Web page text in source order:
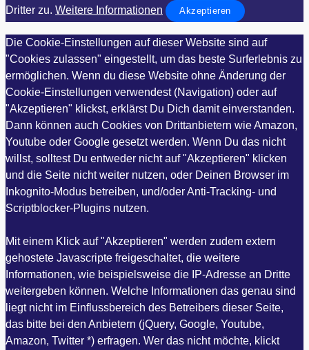
Dritter zu. Weitere Informationen Akzeptieren
Die Cookie-Einstellungen auf dieser Website sind auf
"Cookies zulassen" eingestellt, um das beste Surferlebnis zu
ermöglichen. Wenn du diese Website ohne Änderung der
Cookie-Einstellungen verwendest (Navigation) oder auf
"Akzeptieren" klickst, erklärst Du Dich damit einverstanden.
Dann können auch Cookies von Drittanbietern wie Amazon,
Youtube oder Google gesetzt werden. Wenn Du das nicht
willst, solltest Du entweder nicht auf "Akzeptieren" klicken
und die Seite nicht weiter nutzen, oder Deinen Browser im
Inkognito-Modus betreiben, und/oder Anti-Tracking- und
Scriptblocker-Plugins nutzen.
Mit einem Klick auf "Akzeptieren" werden zudem extern
gehostete Javascripte freigeschaltet, die weitere
Informationen, wie beispielsweise die IP-Adresse an Dritte
weitergeben können. Welche Informationen das genau sind
liegt nicht im Einflussbereich des Betreibers dieser Seite,
das bitte bei den Anbietern (jQuery, Google, Youtube,
Amazon, Twitter *) erfragen. Wer das nicht möchte, klickt